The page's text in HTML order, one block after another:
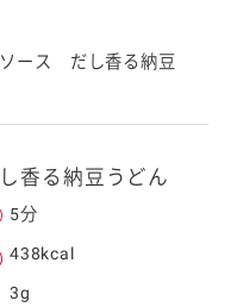
ース だし香る納豆
香る納豆うどん
5分
438kcal
3g